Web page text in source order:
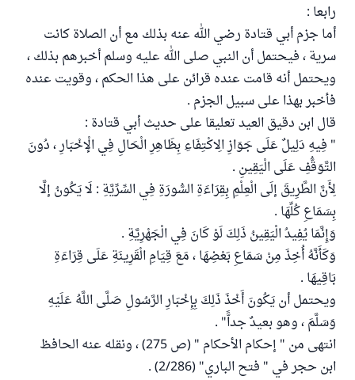
رابعا :
أما جزم أبي قتادة رضي الله عنه بذلك مع أن الصلاة كانت
سرية ، فيحتمل أن النبي صلى الله عليه وسلم أخبرهم بذلك ،
ويحتمل أنه قامت عنده قرائن على هذا الحكم ، وقويت عنده
فأخبر بهذا على سبيل الجزم .
قال ابن دقيق العيد تعليقا على حديث أبي قتادة :
" فِيهِ دَلِيلٌ عَلَى جَوَازِ الِاكْتِفَاءِ بِظَاهِرِ الْحَالِ فِي الْإخْبَارِ ، دُونَ
التَّوَقُّفِ عَلَى الْيَقِينِ .
لِأَنَّ الطَّرِيقَ إلَى الْعِلْمِ بِقِرَاءَةِ السُّورَةِ فِي السِّرِّيَّةِ : لَا يَكُونُ إلَّا
بِسَمَاعِ كُلِّهَا .
وَإِنَّمَا يُفِيدُ الْيَقِينُ ذَلِكَ لَوْ كَانَ فِي الْجَهْرِيَّةِ .
وَكَأَنَّهُ أُخِذَ مِنْ سَمَاعِ بَعْضِهَا ، مَعَ قِيَامِ الْقَرِينَةِ عَلَى قِرَاءَةِ
بَاقِيهَا .
ويحتمل أن يَكُونَ أَخْذَ ذَلِكَ بِإِخْبَارِ الرَّسُولِ صَلَّى اللَّهُ عَلَيْهِ
وَسَلَّمَ ، وهو بعيدٌ جداًّ" .
انتهى من " إحكام الأحكام " (ص 275) ، ونقله عنه الحافظ
ابن حجر في " فتح الباري" (2/286) .